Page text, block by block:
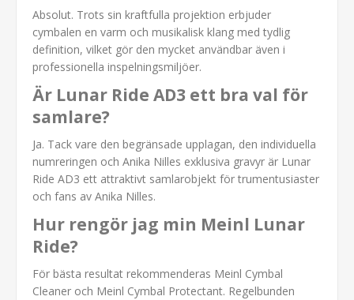
Absolut. Trots sin kraftfulla projektion erbjuder
cymbalen en varm och musikalisk klang med tydlig
definition, vilket gör den mycket användbar även i
professionella inspelningsmiljöer.
Är Lunar Ride AD3 ett bra val för
samlare?
Ja. Tack vare den begränsade upplagan, den individuella
numreringen och Anika Nilles exklusiva gravyr är Lunar
Ride AD3 ett attraktivt samlarobjekt för trumentusiaster
och fans av Anika Nilles.
Hur rengör jag min Meinl Lunar
Ride?
För bästa resultat rekommenderas Meinl Cymbal
Cleaner och Meinl Cymbal Protectant. Regelbunden